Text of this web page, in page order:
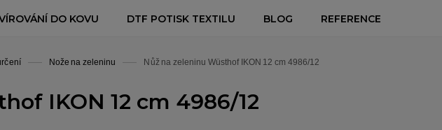
DO KOVU DTF POTISK TEXTILU BLOG REFERENCE
Nože na zeleninu Nůž na zeleninu Wüsthof IKON 12 cm 4986/12
IKON 12 cm 4986/12